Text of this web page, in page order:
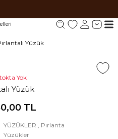
ve üzeri ücretsiz kargo. #3
Yüzük
Yok
Yüzük
TL
YÜZÜKLER , Pırlanta
Yüzükler